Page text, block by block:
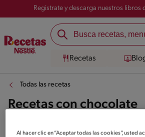
Registrate y descarga nuestros libros
Recetas
Todas las recetas
Recetas con chocolate
Al hacer clic en “Aceptar todas las cookies”, usted